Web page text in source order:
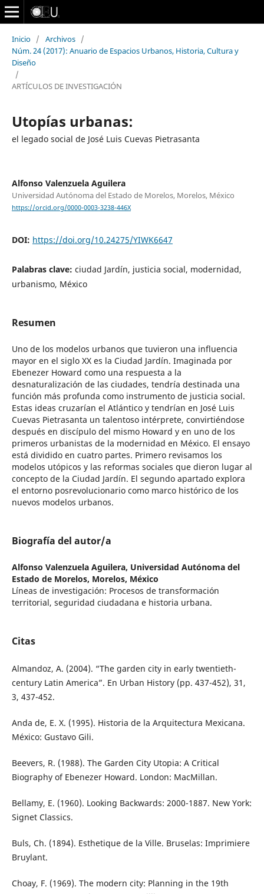
Inicio / Archivos /
Núm. 24 (2017): Anuario de Espacios Urbanos, Historia, Cultura y
Diseño
/
ARTÍCULOS DE INVESTIGACIÓN
Utopías urbanas:
el legado social de José Luis Cuevas Pietrasanta
Alfonso Valenzuela Aguilera
Universidad Autónoma del Estado de Morelos, Morelos, México
https://orcid.org/0000-0003-3238-446X
DOI: https://doi.org/10.24275/YIWK6647
Palabras clave: ciudad Jardín, justicia social, modernidad,
urbanismo, México
Resumen
Uno de los modelos urbanos que tuvieron una influencia
mayor en el siglo XX es la Ciudad Jardín. Imaginada por
Ebenezer Howard como una respuesta a la
desnaturalización de las ciudades, tendría destinada una
función más profunda como instrumento de justicia social.
Estas ideas cruzarían el Atlántico y tendrían en José Luis
Cuevas Pietrasanta un talentoso intérprete, convirtiéndose
después en discípulo del mismo Howard y en uno de los
primeros urbanistas de la modernidad en México. El ensayo
está dividido en cuatro partes. Primero revisamos los
modelos utópicos y las reformas sociales que dieron lugar al
concepto de la Ciudad Jardín. El segundo apartado explora
el entorno posrevolucionario como marco histórico de los
nuevos modelos urbanos.
Biografía del autor/a
Alfonso Valenzuela Aguilera, Universidad Autónoma del
Estado de Morelos, Morelos, México
Líneas de investigación: Procesos de transformación
territorial, seguridad ciudadana e historia urbana.
Citas
Almandoz, A. (2004). “The garden city in early twentieth-
century Latin America”. En Urban History (pp. 437-452), 31,
3, 437-452.
Anda de, E. X. (1995). Historia de la Arquitectura Mexicana.
México: Gustavo Gili.
Beevers, R. (1988). The Garden City Utopia: A Critical
Biography of Ebenezer Howard. London: MacMillan.
Bellamy, E. (1960). Looking Backwards: 2000-1887. New York:
Signet Classics.
Buls, Ch. (1894). Esthetique de la Ville. Bruselas: Imprimiere
Bruylant.
Choay, F. (1969). The modern city: Planning in the 19th